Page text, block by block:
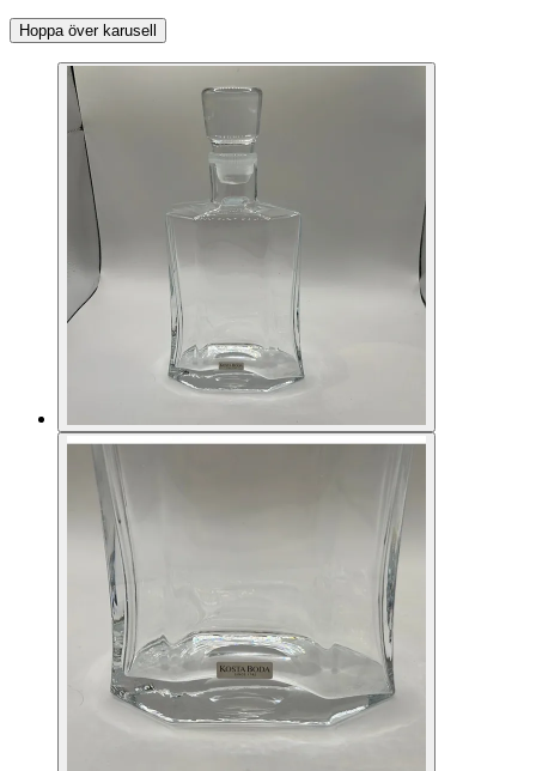
Hoppa över karusell